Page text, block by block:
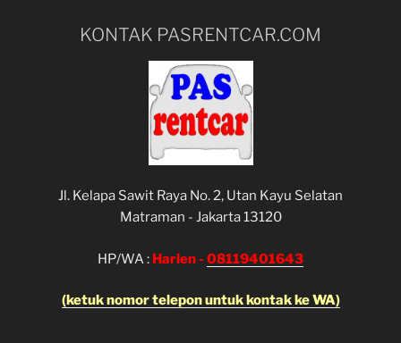
KONTAK PASRENTCAR.COM
Jl. Kelapa Sawit Raya No. 2, Utan Kayu Selatan
Matraman - Jakarta 13120
HP/WA : Harlen - 08119401643
(ketuk nomor telepon untuk kontak ke WA)